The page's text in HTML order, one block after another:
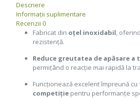
01
–
set
Tactical
Descriere
Informații suplimentare
Recenzii 0
Fabricat din oțel inoxidabil,
rezistență.
Reduce greutatea de apăsare a
permițând o reacție mai rapidă la
Funcționează excelent împreună cu
competițiepentru performanțe